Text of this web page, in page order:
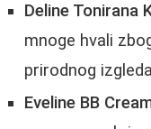
Deline Tonirana
mnoge hvali
prirodnog
Eveline BB